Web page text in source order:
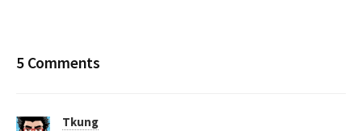
o
t
5 Comments
Tkung